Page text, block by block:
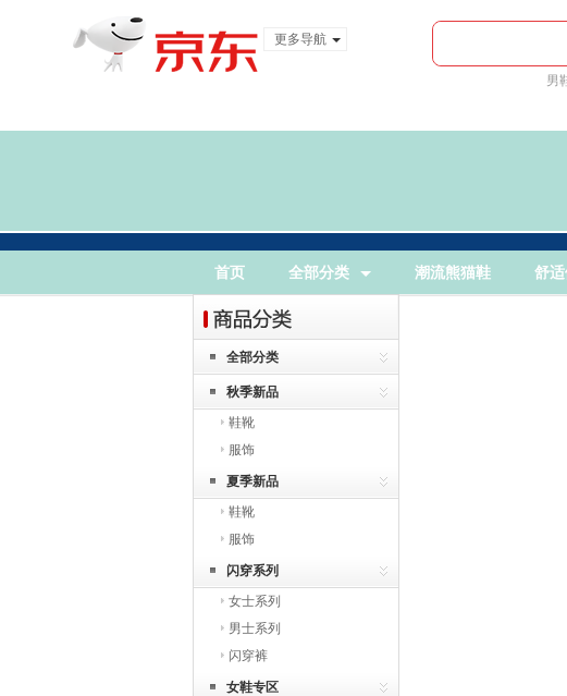
更多导航
男
首页 全部分类 潮流熊猫鞋 舒
全部分类
秋季新品
鞋靴
服饰
夏季新品
鞋靴
服饰
闪穿系列
女士系列
男士系列
闪穿裤
女鞋专区